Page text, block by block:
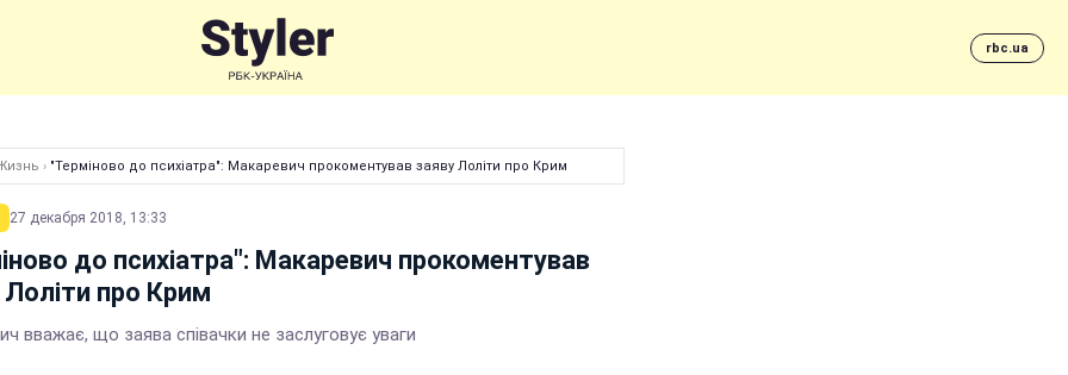
rbc.ua
› "Терміново до психіатра": Макаревич прокоментував заяву Лоліти про Крим
27 декабря 2018, 13:33
до психіатра": Макаревич прокоментував
Лоліти про Крим
вважає, що заява співачки не заслуговує уваги